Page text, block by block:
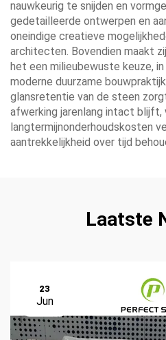
nauwkeurig te snijden en
gedetailleerde ontwerpen en
oneindige creatieve
architecten. Bovendien maakt
het een milieubewuste keuze,
moderne duurzame
glansretentie van de steen
afwerking jarenlang intact blijft,
langtermijnonderhoudskosten
aantrekkelijkheid over tijd
Laatste
23
Jun